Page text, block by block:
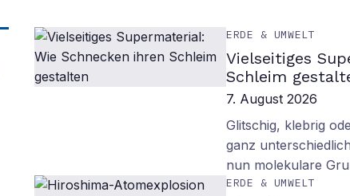
ERDE & UMWELT
Vielseitiges
Schleim
7. August 2026
Glitschig, klebrig
ganz
nun molekulare
ERDE & UMWELT